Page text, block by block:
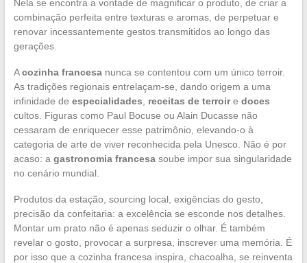
Nela se encontra a vontade de magnificar o produto, de criar a
combinação perfeita entre texturas e aromas, de perpetuar e
renovar incessantemente gestos transmitidos ao longo das
gerações.
Acozinha francesanunca se contentou com um único terroir.
As tradições regionais entrelaçam-se, dando origem a uma
infinidade de especialidades receitas de terroire doces
cultos. Figuras como Paul Bocuse ou Alain Ducasse não
cessaram de enriquecer esse patrimônio, elevando-o à
categoria de arte de viver reconhecida pela Unesco. Não é por
acaso: a gastronomia francesasoube impor sua singularidade
no cenário mundial.
Produtos da estação, sourcing local, exigências do gesto,
precisão da confeitaria: a excelência se esconde nos detalhes.
Montar um prato não é apenas seduzir o olhar. É também
revelar o gosto, provocar a surpresa, inscrever uma memória. É
por isso que a cozinha francesa inspira, chacoalha, se reinventa